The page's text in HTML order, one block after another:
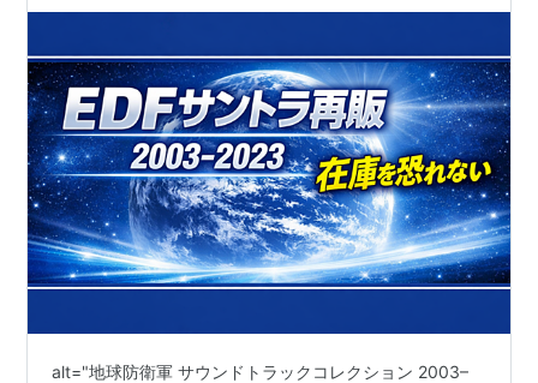
「THE 地球防衛軍2」 ＝ EDF2
「地球防衛軍4」 ＝ EDF4
「THE 地球防衛軍 タクティクス」＝ EDFT
alt="地球防衛軍 サウンドトラックコレクション 2003–